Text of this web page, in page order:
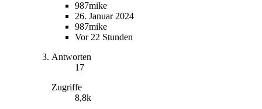
987mike
26. Januar 2024
987mike
Vor 22 Stunden
Antworten
17
Zugriffe
8,8k